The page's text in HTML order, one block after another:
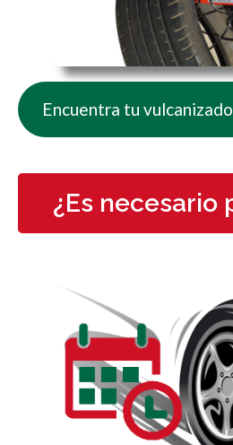
Encuentra tu
¿Es necesario